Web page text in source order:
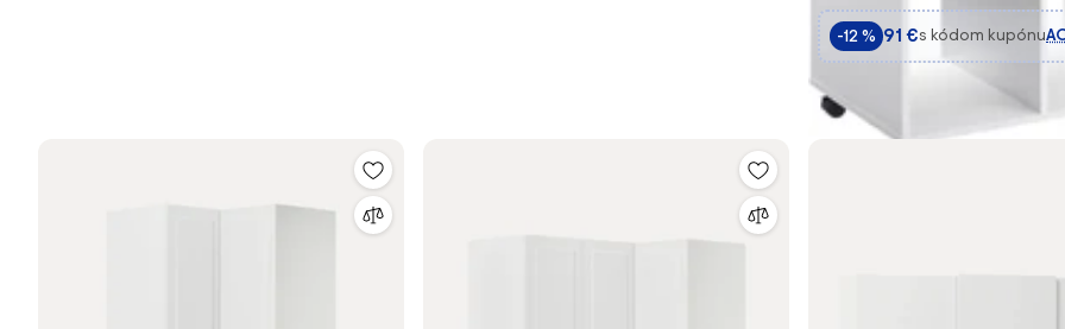
60x40x128 cm Biela | Aosom
-12 % 91 €s kódom kupónu